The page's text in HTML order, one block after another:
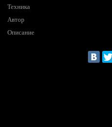
Техника
Автор
Описание